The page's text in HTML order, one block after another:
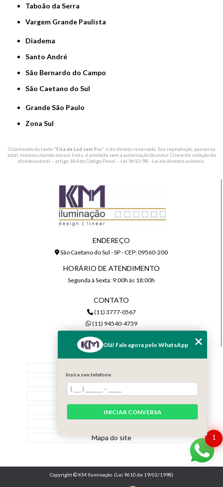
Taboão da Serra
Vargem Grande Paulista
Diadema
Santo André
São Bernardo do Campo
São Caetano do Sul
Grande São Paulo
Zona Sul
O conteúdo do texto "Fita de Led sem Fio" é de direito reservado. Sua reprodução, parcial ou
total, mesmo citando nossos links, é proibida sem a autorização do autor. Crime de violação de
direito autoral – artigo 184 do Código Penal – Lei 9610/98 - Lei de direitos autorais
ENDEREÇO
São Caetano do Sul - SP - CEP: 09560-200
HORÁRIO DE ATENDIMENTO
Segunda à Sexta: 9:00h às 18:00h
CONTATO
(11) 3777-0567
(11) 94540-4739
comercial@kmiluminacao.com.br
Quem Somos
Serviços
Contato
Mapa do site
Copyright © KM Iluminação. (Lei 9610 de 19/02/1998)
1
Olá! Fale agora pelo WhatsApp
Insira seu telefone
INICIAR CONVERSA